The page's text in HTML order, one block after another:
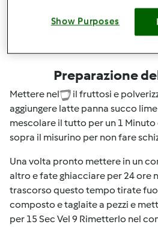
Preparazione
Mettere nel
il fruttosi e
aggiungere latte panna succo
mescolare il tutto per un 1 Minuto
sopra il misurino per non fare
Una volta pronto mettere in un
altro e fate ghiacciare per 24 ore
trascorso questo tempo tirate
composto e taglaite a pezzi e
per 15 Sec Vel 9 Rimetterlo nel
Show Purposes